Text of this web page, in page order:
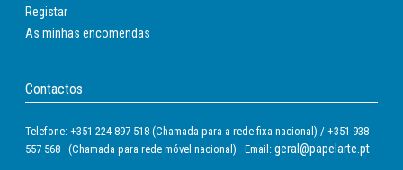
Registar
As minhas encomendas
Contactos
Telefone: +351 224 897 518 (Chamada para a rede fixa nacional) / +351 938
557 568 (Chamada para rede móvel nacional) Email: geral@papelarte.pt